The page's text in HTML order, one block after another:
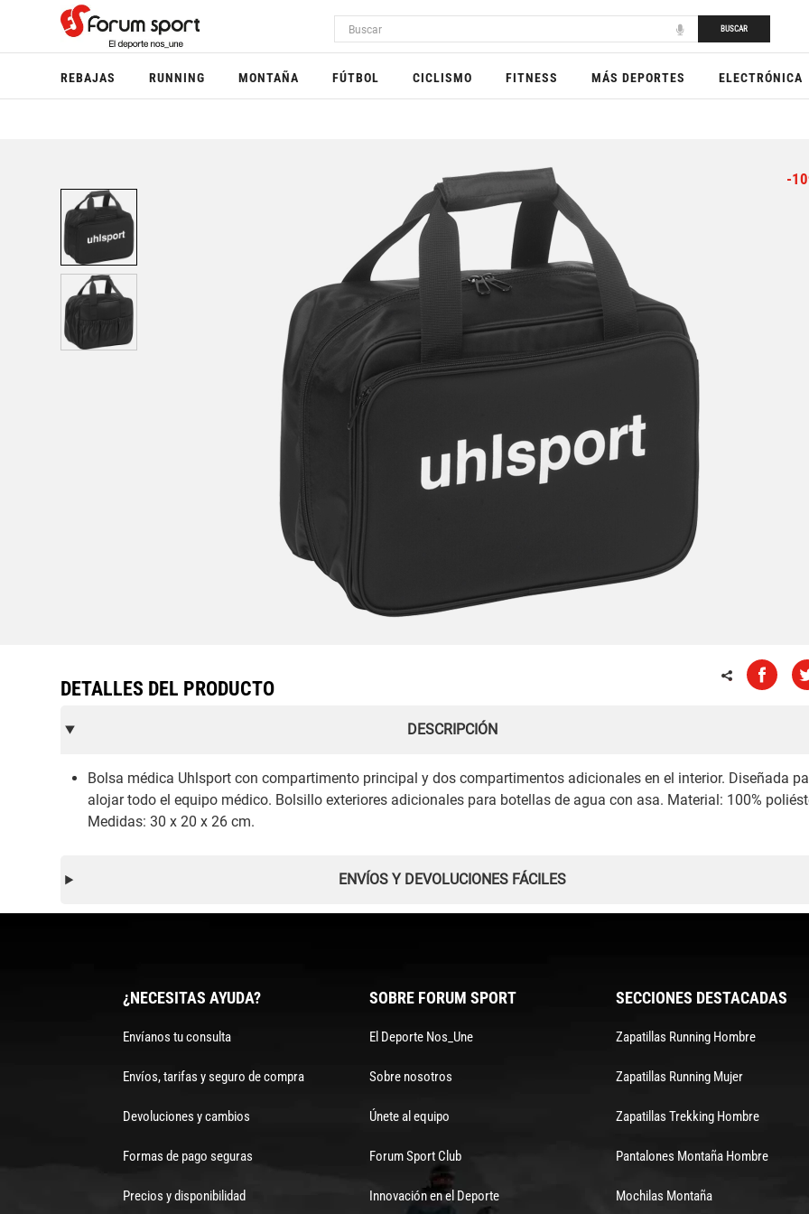
BUSCAR
REBAJAS RUNNING MONTAÑA FÚTBOL CICLISMO FITNESS MÁS DEPORTES ELECTRÓNICA
-10
DETALLES DEL PRODUCTO
DESCRIPCIÓN
Bolsa médica Uhlsport con compartimento principal y dos compartimentos adicionales en el interior. Diseñada
alojar todo el equipo médico. Bolsillo exteriores adicionales para botellas de agua con asa. Material: 100%
Medidas: 30 x 20 x 26 cm.
ENVÍOS Y DEVOLUCIONES FÁCILES
¿NECESITAS AYUDA?
Envíanos tu consulta
Envíos, tarifas y seguro de compra
Devoluciones y cambios
Formas de pago seguras
Precios y disponibilidad
SOBRE FORUM SPORT
El Deporte Nos_Une
Sobre nosotros
Únete al equipo
Forum Sport Club
Innovación en el Deporte
SECCIONES DESTACADAS
Zapatillas Running Hombre
Zapatillas Running Mujer
Zapatillas Trekking Hombre
Pantalones Montaña Hombre
Mochilas Montaña